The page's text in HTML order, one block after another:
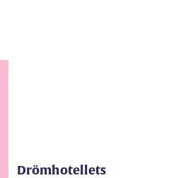
Drömhotellets